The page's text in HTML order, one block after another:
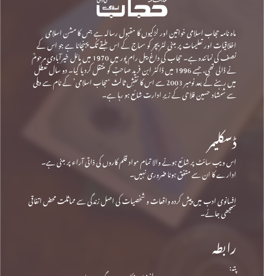
ماہ نامہ حجاب اسلامی خواتین اور لڑکیوں کا مقبول رسالہ ہے جس کا مشن اسلامی
اخلاقیات اور تعلیمات پر مبنی لٹریچر کو سماج کے اس طبقے تک پہنچانا ہے جو اس کے
نصف کی نمائندہ ہے۔ حجاب کی داغ بیل رام پور میں 1970 میں مائل خیرآبادی مرحومؒ
نے ڈالی تھی، جسے 1996 میں ڈاکٹر ابن فرید صاحبؒ کو منتقل کردیا گیا۔ دو سال تعطل
میں رہنے کے بعد نومبر 2003 سے اس کا نقشِ ثالث ‘حجاب اسلامی’ کے نام سے دہلی
سے شمشاد حسین فلاحی کے زیرِ ادارت شائع ہو رہا ہے۔
ڈسکلیمر
اس ویب سائٹ پر شائع ہونے والا تمام مواد قلم کاروں کی ذاتی آراء پر مبنی ہے۔
ادارے کا ان سے متفق ہونا ضروری نہیں۔
افسانوی ادب میں پیش کردہ واقعات و شخصیات کی اصل زندگی سے مماثلت محض اتفاقی
سمجھی جائے۔
رابطہ
پتہ: